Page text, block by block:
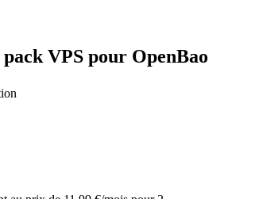
pack VPS pour OpenBao